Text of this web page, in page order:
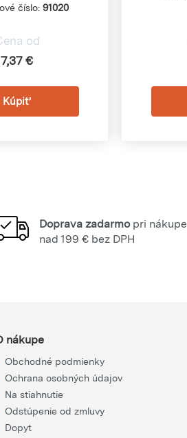
číslo: 91020
od
7,37 €
Doprava zadarmopri nákupe
nad 199 € bez DPH
nákupe
Obchodné podmienky
Ochrana osobných údajov
Na stiahnutie
Odstúpenie od zmluvy
Dopyt